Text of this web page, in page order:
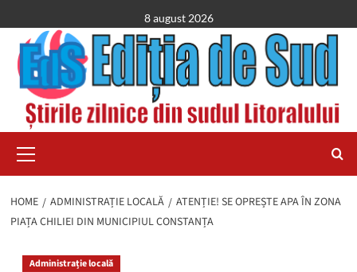
to
content
8 august 2026
Menu
HOME ADMINISTRAȚIE LOCALĂ
ATENȚIE! SE OPREȘTE APA ÎN ZONA
PIAȚA CHILIEI DIN MUNICIPIUL CONSTANȚA
Administrație locală